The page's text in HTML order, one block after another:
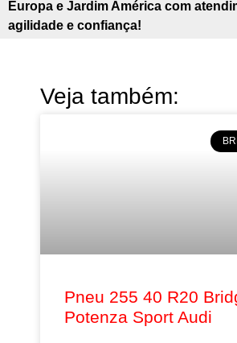
Europa e Jardim América com
agilidade e confiança!
Veja também:
Pneu 255 40 R20
Potenza Sport Audi